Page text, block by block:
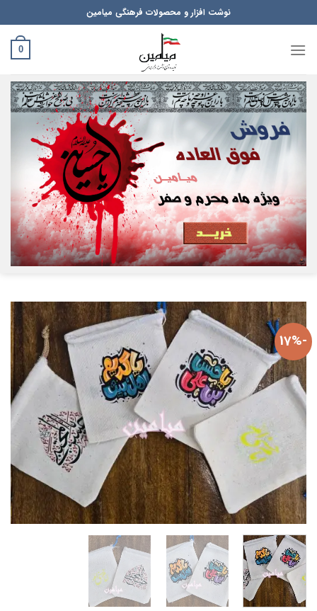
to
content
نوشت افزار و محصولات فرهنگی میامین
0
-17%